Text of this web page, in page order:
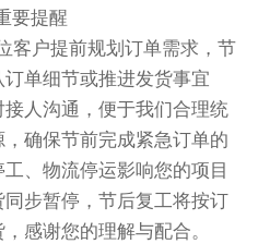
提醒
客户提前规划订单需求，节
单细节或推进发货事宜
人沟通，便于我们合理统
确保节前完成紧急订单的
、物流停运影响您的项目
步暂停，节后复工将按订
感谢您的理解与配合。